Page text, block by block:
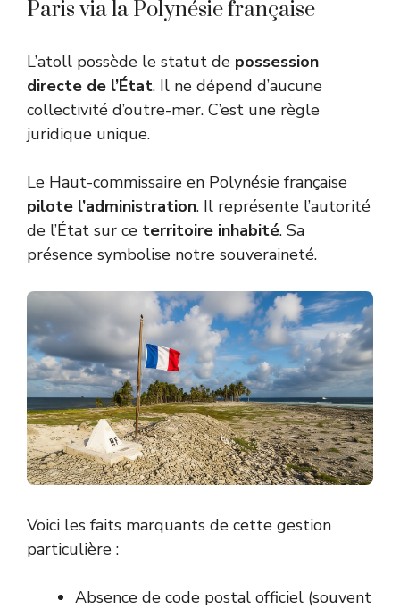
Paris via la Polynésie française
L’atoll possède le statut de possession
directe de l’État. Il ne dépend d’aucune
collectivité d’outre-mer. C’est une règle
juridique unique.
Le Haut-commissaire en Polynésie française
pilote l’administration. Il représente l’autorité
de l’État sur ce territoire inhabité. Sa
présence symbolise notre souveraineté.
Voici les faits marquants de cette gestion
particulière :
Absence de code postal officiel (souvent